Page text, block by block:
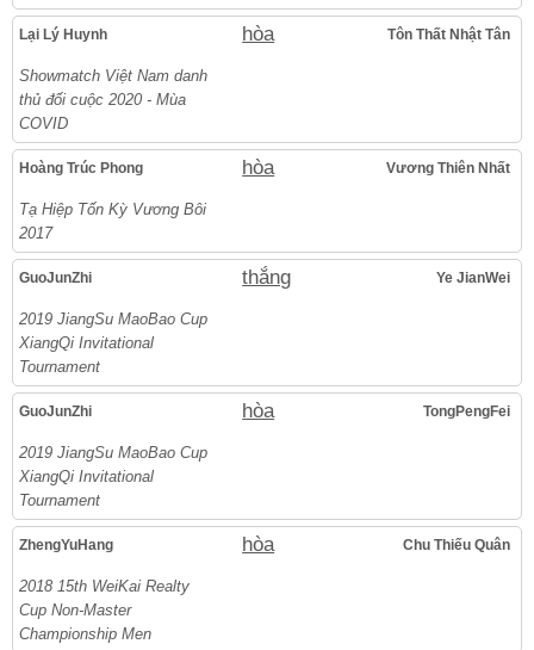
Lại Lý Huynh hòa Tôn Thất Nhật Tân
Showmatch Việt Nam danh
thủ đối cuộc 2020 - Mùa
COVID
Hoàng Trúc Phong hòa Vương Thiên Nhất
Tạ Hiệp Tốn Kỳ Vương Bôi
2017
GuoJunZhi thắng Ye JianWei
2019 JiangSu MaoBao Cup
XiangQi Invitational
Tournament
GuoJunZhi hòa TongPengFei
2019 JiangSu MaoBao Cup
XiangQi Invitational
Tournament
ZhengYuHang hòa Chu Thiếu Quân
2018 15th WeiKai Realty
Cup Non-Master
Championship Men